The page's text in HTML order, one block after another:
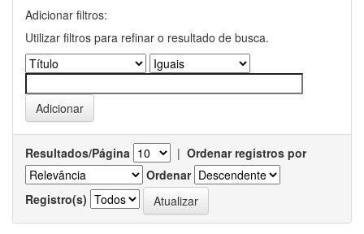
Adicionar filtros:
Utilizar filtros para refinar o resultado de busca.
Resultados/Página | Ordenar registros por
Ordenar
Registro(s)